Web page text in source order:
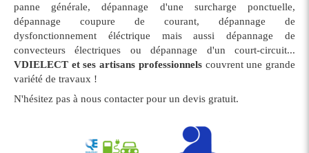
panne générale, dépannage d'une surcharge ponctuelle,
dépannage coupure de courant, dépannage de
dysfonctionnement éléctrique mais aussi dépannage de
convecteurs électriques ou dépannage d'un court-circuit...
VDIELECT et ses artisans professionnelscouvrent une grande
variété de travaux !
N'hésitez pas à nous contacter pour un devis gratuit.